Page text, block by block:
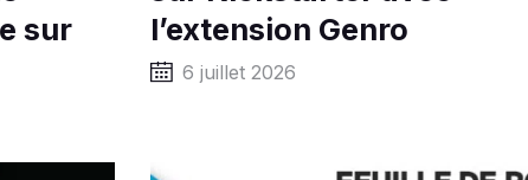
sur
l’extension Genro
6 juillet 2026